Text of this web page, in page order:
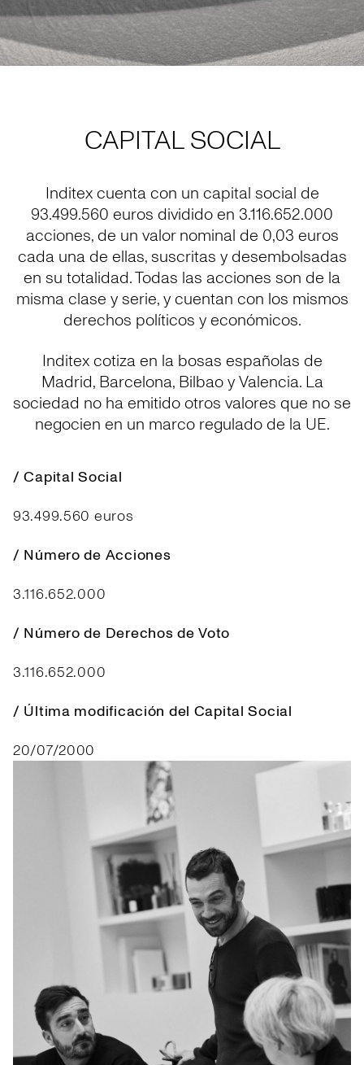
CAPITAL SOCIAL
Inditex cuenta con un capital social de
93.499.560 euros dividido en 3.116.652.000
acciones, de un valor nominal de 0,03 euros
cada una de ellas, suscritas y desembolsadas
en su totalidad. Todas las acciones son de la
misma clase y serie, y cuentan con los mismos
derechos políticos y económicos.
Inditex cotiza en la bosas españolas de
Madrid, Barcelona, Bilbao y Valencia. La
sociedad no ha emitido otros valores que no se
negocien en un marco regulado de la UE.
/ Capital Social
93.499.560 euros
/ Número de Acciones
3.116.652.000
/ Número de Derechos de Voto
3.116.652.000
/ Última modificación del Capital Social
20/07/2000